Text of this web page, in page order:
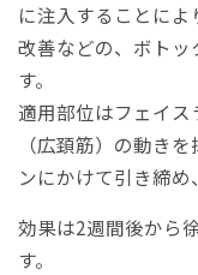
に注入することに
改善などの、ボト
す。
適用部位はフェイ
（広頚筋）の動き
ンにかけて引き締め
効果は2週間後から
す。